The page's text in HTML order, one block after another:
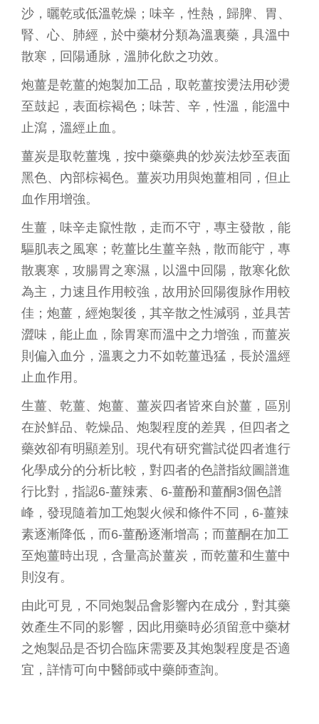
沙，曬乾或低溫乾燥；味辛，性熱，歸脾、胃、
腎、心、肺經，於中藥材分類為溫裏藥，具溫中
散寒，回陽通脉，溫肺化飲之功效。
炮薑是乾薑的炮製加工品，取乾薑按燙法用砂燙
至鼓起，表面棕褐色；味苦、辛，性溫，能溫中
止瀉，溫經止血。
薑炭是取乾薑塊，按中藥藥典的炒炭法炒至表面
黑色、內部棕褐色。薑炭功用與炮薑相同，但止
血作用增強。
生薑，味辛走竄性散，走而不守，專主發散，能
驅肌表之風寒；乾薑比生薑辛熱，散而能守，專
散裏寒，攻腸胃之寒濕，以溫中回陽，散寒化飲
為主，力速且作用較強，故用於回陽復脉作用較
佳；炮薑，經炮製後，其辛散之性減弱，並具苦
澀味，能止血，除胃寒而溫中之力增強，而薑炭
則偏入血分，溫裏之力不如乾薑迅猛，長於溫經
止血作用。
生薑、乾薑、炮薑、薑炭四者皆來自於薑，區別
在於鮮品、乾燥品、炮製程度的差異，但四者之
藥效卻有明顯差別。現代有研究嘗試從四者進行
化學成分的分析比較，對四者的色譜指紋圖譜進
行比對，指認6-薑辣素、6-薑酚和薑酮3個色譜
峰，發現隨着加工炮製火候和條件不同，6-薑辣
素逐漸降低，而6-薑酚逐漸增高；而薑酮在加工
至炮薑時出現，含量高於薑炭，而乾薑和生薑中
則沒有。
由此可見，不同炮製品會影響內在成分，對其藥
效產生不同的影響，因此用藥時必須留意中藥材
之炮製品是否切合臨床需要及其炮製程度是否適
宜，詳情可向中醫師或中藥師查詢。